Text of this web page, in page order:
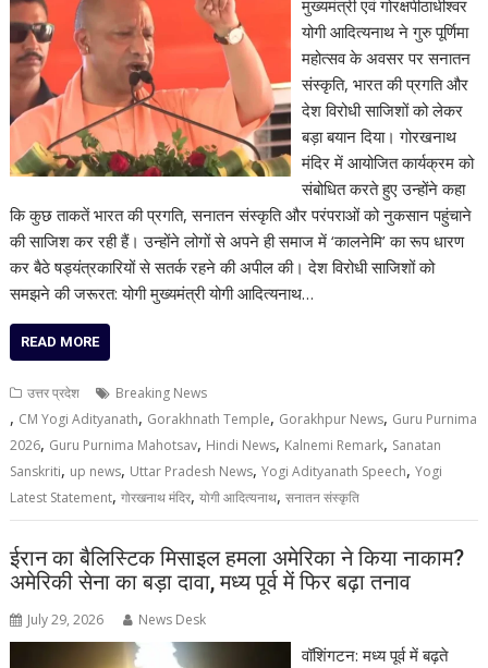
मुख्यमंत्री एवं गोरक्षपीठाधीश्वर
योगी आदित्यनाथ ने गुरु पूर्णिमा
महोत्सव के अवसर पर सनातन
संस्कृति, भारत की प्रगति और
देश विरोधी साजिशों को लेकर
बड़ा बयान दिया। गोरखनाथ
मंदिर में आयोजित कार्यक्रम को
संबोधित करते हुए उन्होंने कहा
कि कुछ ताकतें भारत की प्रगति, सनातन संस्कृति और परंपराओं को नुकसान पहुंचाने
की साजिश कर रही हैं। उन्होंने लोगों से अपने ही समाज में ‘कालनेमि’ का रूप धारण
कर बैठे षड्यंत्रकारियों से सतर्क रहने की अपील की। देश विरोधी साजिशों को
समझने की जरूरत: योगी मुख्यमंत्री योगी आदित्यनाथ…
READ MORE
उत्तर प्रदेश Breaking News
, CM Yogi Adityanath, Gorakhnath Temple, Gorakhpur News, Guru Purnima
2026, Guru Purnima Mahotsav, Hindi News, Kalnemi Remark, Sanatan
Sanskriti, up news, Uttar Pradesh News,Yogi Adityanath Speech,Yogi
Latest Statement,गोरखनाथ मंदिर,योगी आदित्यनाथ,सनातन संस्कृति
ईरान का बैलिस्टिक मिसाइल हमला अमेरिका ने किया नाकाम?
अमेरिकी सेना का बड़ा दावा, मध्य पूर्व में फिर बढ़ा तनाव
July 29, 2026 News Desk
वॉशिंगटन: मध्य पूर्व में बढ़ते